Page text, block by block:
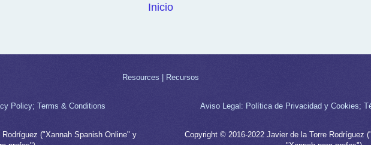
Inicio
Resources | Recursos
Policy; Terms & Conditions
("Xannah Spanish Online" y
Aviso Legal: Política de Privacidad y Cookies;
Copyright © 2016-2022 Javier de la Torre Rodríguez